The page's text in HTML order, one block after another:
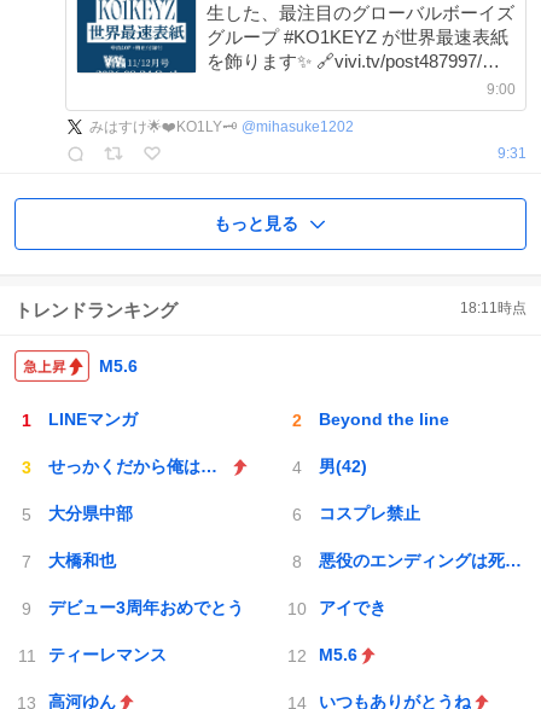
生した、最注目のグローバルボーイズ
グループ #KO1KEYZ が世界最速表紙
を飾ります✨ 🔗vivi.tv/post487997/
9:00
みはすけ🌟❤️KO1LY🗝️ @mihasuke1202
9:31
もっと見る
トレンドランキング 18:11時点
M5.6
LINEマンガ Beyond the line
せっかくだから俺はこの 男(42)
大分県中部 コスプレ禁止
大橋和也 悪役のエンディングは死のみ
デビュー3周年おめでとう アイでき
ティーレマンス M5.6
高河ゆん いつもありがとうね